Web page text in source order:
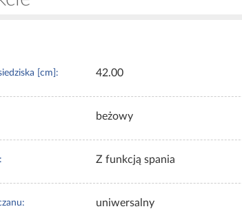
[cm]: 42.00
beżowy
Z funkcją spania
uniwersalny